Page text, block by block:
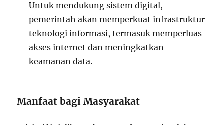
Untuk mendukung sistem digital,
pemerintah akan memperkuat infrastruktur
teknologi informasi, termasuk memperluas
akses internet dan meningkatkan
keamanan data.
Manfaat bagi Masyarakat